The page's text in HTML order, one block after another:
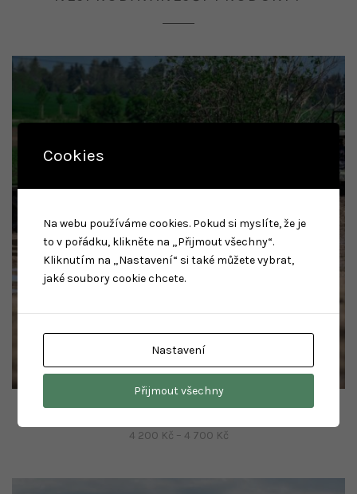
4 200 Kč – 4 700 KčRozpětí
Cookies
Na webu používáme cookies. Pokud si myslíte, že je
to v pořádku, klikněte na „Přijmout všechny“.
Kliknutím na „Nastavení“ si také můžete vybrat,
jaké soubory cookie chcete.
Nastavení
Přijmout všechny